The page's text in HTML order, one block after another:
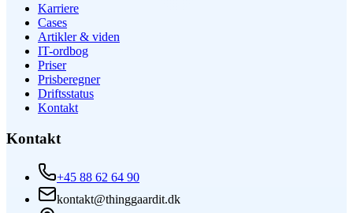
Karriere
Cases
Artikler & viden
IT-ordbog
Priser
Prisberegner
Driftsstatus
Kontakt
Kontakt
+45 88 62 64 90
kontakt@thinggaardit.dk